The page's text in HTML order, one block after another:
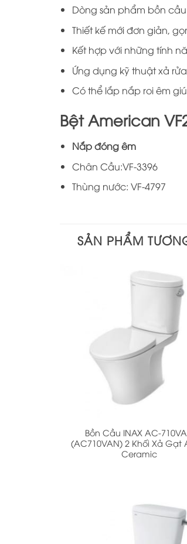
Dòng sản phẩm bồn cầu
Thiết kế mới đơn giản,
Kết hợp với những tính
Ứng dụng kỹ thuật xả
Có thể lắp nắp roi êm
Bệt American
Nắp đóng êm
Chân Cầu:VF-3396
Thùng nước: VF-4797
SẢN PHẨM
Bồn Cầu INAX AC-
(AC710VAN) 2 Khối Xả Gạt
Ceramic